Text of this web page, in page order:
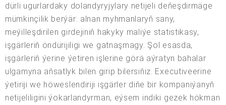
dürli ugurlardaky dolandyryjylary netijeli deňeşdirmäge
mümkinçilik berýär: alnan myhmanlaryň sany,
meýilleşdirilen girdejiniň hakyky maliýe statistikasy,
işgärleriň öndürijiligi we gatnaşmagy. Şol esasda,
işgärleriň ýerine ýetiren işlerine görä aýratyn bahalar
ulgamyna aňsatlyk bilen girip bilersiňiz. Executiveerine
ýetiriji we höweslendiriji işgärler diňe bir kompaniýanyň
netijeliligini ýokarlandyrman, eýsem indiki gezek hökman